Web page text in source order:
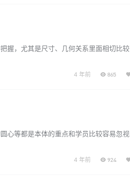
握，尤其是尺寸、几何关系里面相切比较
4 年前 865
心等都是本体的重点和学员比较容易忽视
4 年前 924